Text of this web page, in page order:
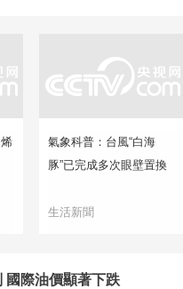
氣象科普：台風“白海
豚”已完成多次眼壁置換
生活新聞
國際油價顯著下跌